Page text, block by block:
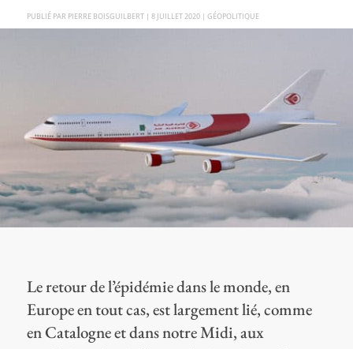
PAR PIERRE BOISGUILBERT| 8 JUILLET 2020| GÉOPOLITIQUE
Le retour de l’épidémie dans le monde, en
Europe en tout cas, est largement lié, comme
en Catalogne et dans notre Midi, aux